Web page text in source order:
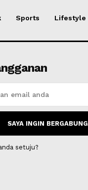
Sports Lifestyle
SAYA INGIN BERGABUNG
setuju?